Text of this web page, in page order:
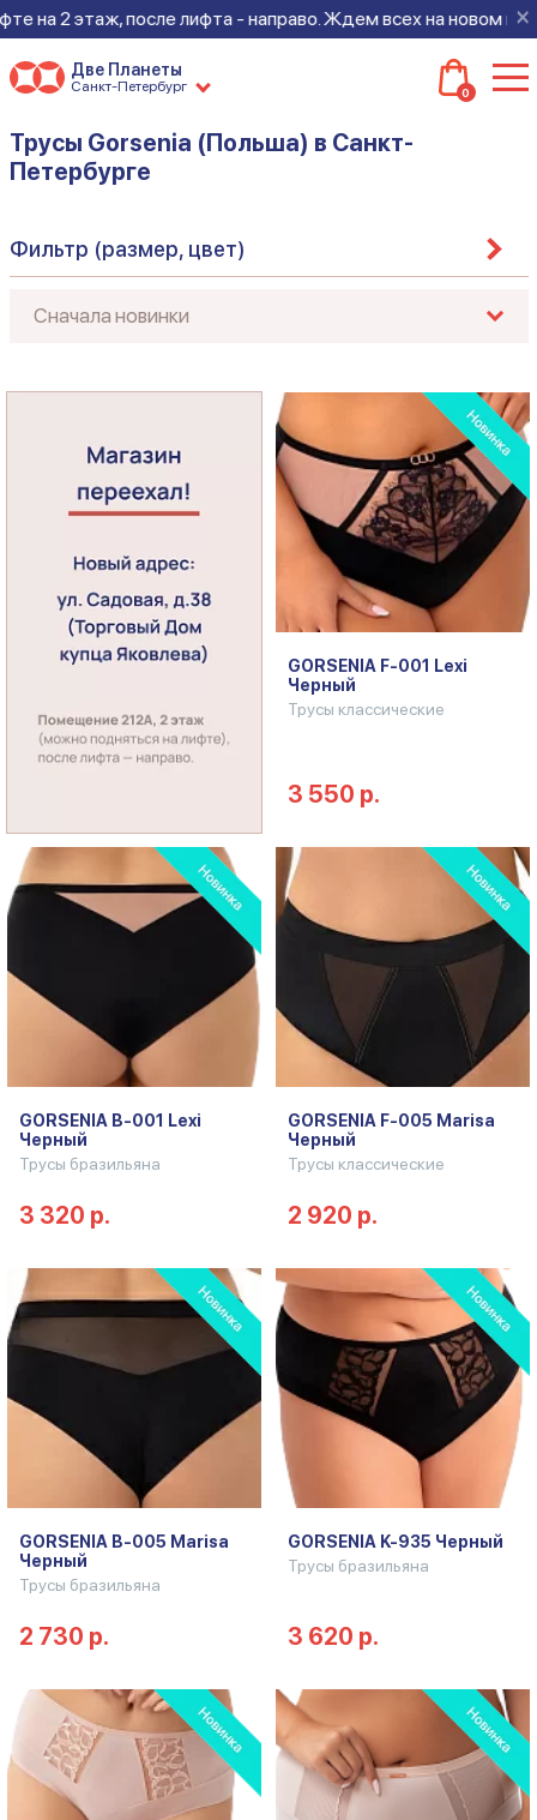
×
после лифта - направо. Ждем всех на новом месте!
Две Планеты
Санкт-Петербург 0
Трусы Gorsenia (Польша) в Санкт-
Петербурге
Фильтр (размер, цвет)
GORSENIA F-001 Lexi
Черный
Трусы классические
3 550 р.
GORSENIA B-001 Lexi
Черный
Трусы бразильяна
3 320 р.
GORSENIA F-005 Marisa
Черный
Трусы классические
2 920 р.
GORSENIA B-005 Marisa
Черный
Трусы бразильяна
2 730 р.
GORSENIA K-935 Черный
Трусы бразильяна
3 620 р.